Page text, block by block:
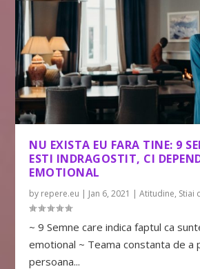
NU EXISTA EU FARA TINE: 9
ESTI INDRAGOSTIT, CI
EMOTIONAL
by repere.eu | Jan 6, 2021 |Atitudine, Stiai
~ 9 Semne care indica faptul ca
emotional ~ Teama constanta de a
persoana...